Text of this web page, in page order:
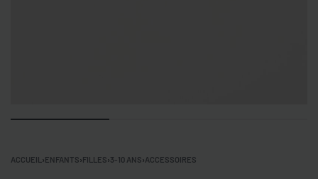
ACCUEIL ›ENFANTS›FILLES›3-10 ANS›ACCESSOIRES